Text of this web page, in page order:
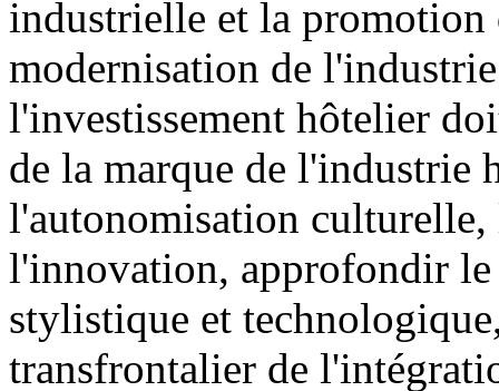
industrielle et la promotion
modernisation de
l'investissement hôtelier
de la marque de l'industrie
l'autonomisation
l'innovation, approfondir
stylistique et
transfrontalier de